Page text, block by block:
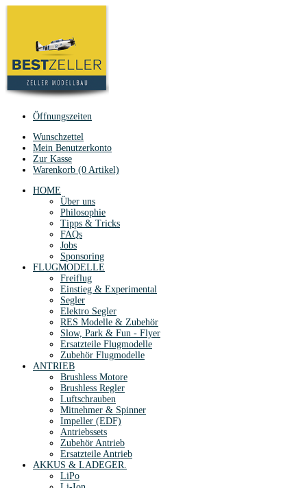
Öffnungszeiten
Wunschzettel
Mein Benutzerkonto
Zur Kasse
Warenkorb (0 Artikel)
HOME
Über uns
Philosophie
Tipps & Tricks
FAQs
Jobs
Sponsoring
FLUGMODELLE
Freiflug
Einstieg & Experimental
Segler
Elektro Segler
RES Modelle & Zubehör
Slow, Park & Fun - Flyer
Ersatzteile Flugmodelle
Zubehör Flugmodelle
ANTRIEB
Brushless Motore
Brushless Regler
Luftschrauben
Mitnehmer & Spinner
Impeller (EDF)
Antriebssets
Zubehör Antrieb
Ersatzteile Antrieb
AKKUS & LADEGER.
LiPo